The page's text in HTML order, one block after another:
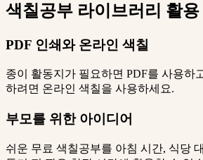
색칠공부 라이브러리 활용
PDF 인쇄와 온라인 색칠
종이 활동지가 필요하면 PDF를 사용하
하려면 온라인 색칠을 사용하세요.
부모를 위한 아이디어
쉬운 무료 색칠공부를 아침 시간, 식당